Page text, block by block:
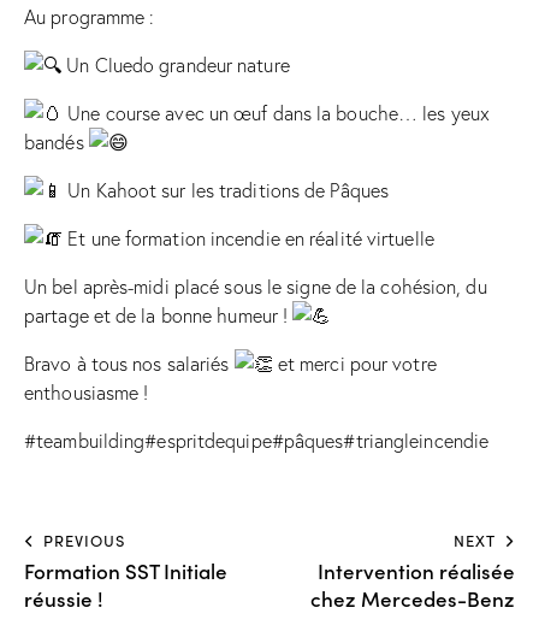
Au programme :
Un Cluedo grandeur nature
Une course avec un œuf dans la bouche… les yeux
bandés
Un Kahoot sur les traditions de Pâques
Et une formation incendie en réalité virtuelle
Un bel après-midi placé sous le signe de la cohésion, du
partage et de la bonne humeur !
Bravo à tous nos salariés
et merci pour votre
enthousiasme !
#teambuilding#espritdequipe#pâques#triangleincendie
PREVIOUS
Formation SST Initiale
réussie !
NEXT
Intervention réalisée
chez Mercedes-Benz